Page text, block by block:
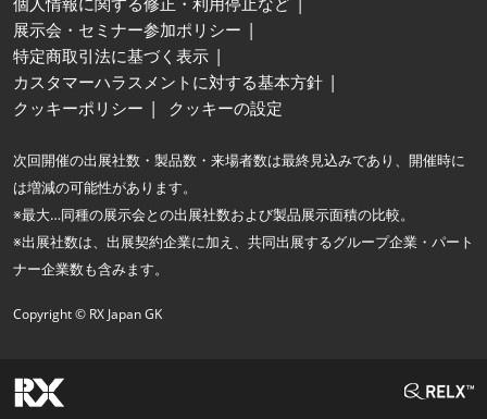
展示会・セミナー参加ポリシー
特定商取引法に基づく表示
カスタマーハラスメントに対する基本方針
クッキーポリシー
クッキーの設定
次回開催の出展社数・製品数・来場者数は最終見込みであり、開催時に
は増減の可能性があります。
※最大…同種の展示会との出展社数および製品展示面積の比較。
※出展社数は、出展契約企業に加え、共同出展するグループ企業・パート
ナー企業数も含みます。
Copyright © RX Japan GK